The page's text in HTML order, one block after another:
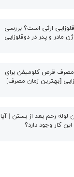
ارثی است؟ بررسی
مادر و پدر در دوقلوزایی
قرص کلومیفن برای
[بهترین زمان مصرف]
لوله رحم بعد از بستن | آیا
این کار وجود دارد؟